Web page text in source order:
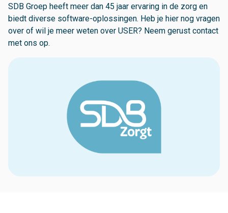
SDB Groep heeft meer dan 45 jaar ervaring in de zorg en
biedt diverse software-oplossingen. Heb je hier nog vragen
over of wil je meer weten over USER? Neem gerust contact
met ons op.